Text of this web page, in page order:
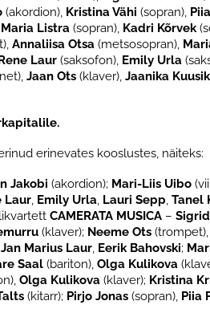
(akordion), Kristina Vähi (sopran),
Maria Listra (sopran), Kadri Kõrvek
Annaliisa Otsa (metsosopran),
Laur (saksofon), Emily Urla
Jaan Ots (klaver), Jaanika Kuusik
erinevates kooslustes, näiteks:
Jakobi (akordion); Mari-Liis Uibo
Laur, Emily Urla, Lauri Sepp, Tanel
CAMERATA MUSICA –
(klaver); Neeme Ots (trompet),
Jan Marius Laur, Eerik Bahovski;
Saal (bariton), Olga Kulikova
Olga Kulikova (klaver); Kristina
(kitarr); Pirjo Jonas (sopran), Piia